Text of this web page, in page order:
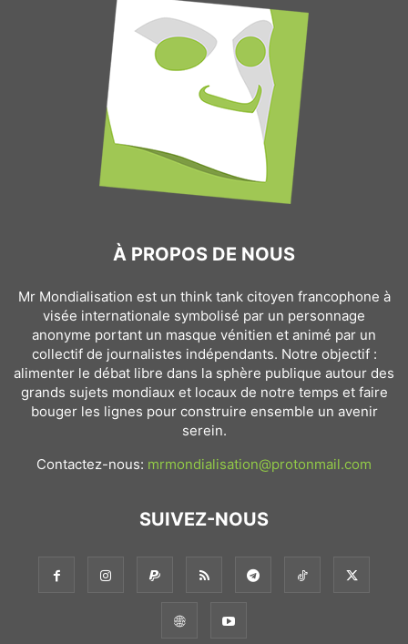
À PROPOS DE NOUS
Mr Mondialisation est un think tank citoyen francophone à
visée internationale symbolisé par un personnage
anonyme portant un masque vénitien et animé par un
collectif de journalistes indépendants. Notre objectif :
alimenter le débat libre dans la sphère publique autour des
grands sujets mondiaux et locaux de notre temps et faire
bouger les lignes pour construire ensemble un avenir
serein.
Contactez-nous: mrmondialisation@protonmail.com
SUIVEZ-NOUS